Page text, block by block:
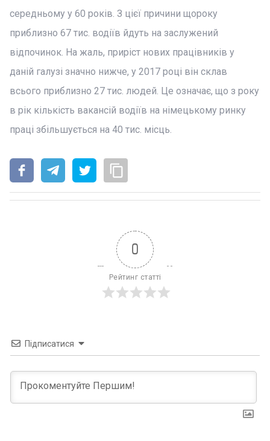
середньому у 60 років. З цієї причини щороку
приблизно 67 тис. водіїв йдуть на заслужений
відпочинок. На жаль, приріст нових працівників у
даній галузі значно нижче, у 2017 році він склав
всього приблизно 27 тис. людей. Це означає, що з року
в рік кількість вакансій водіїв на німецькому ринку
праці збільшується на 40 тис. місць.
0
Рейтинг статті
Підписатися